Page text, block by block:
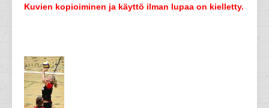
Kuvien kopioiminen ja käyttö ilman lupaa on kielletty.